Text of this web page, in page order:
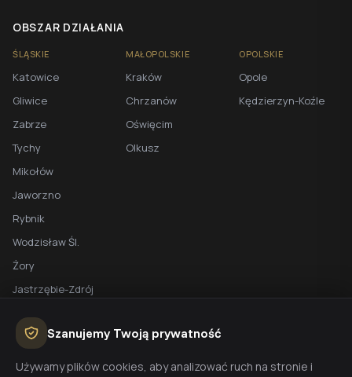
OBSZAR DZIAŁANIA
ŚLĄSKIE
Katowice
Gliwice
Zabrze
Tychy
Mikołów
Jaworzno
Rybnik
Wodzisław Śl.
Żory
Jastrzębie-Zdrój
MAŁOPOLSKIE
Kraków
Chrzanów
Oświęcim
Olkusz
OPOLSKIE
Opole
Kędzierzyn-Koźle
BEZPŁATNA WYCENA
Szanujemy Twoją prywatność
Używamy plików cookies, aby analizować ruch na stronie i